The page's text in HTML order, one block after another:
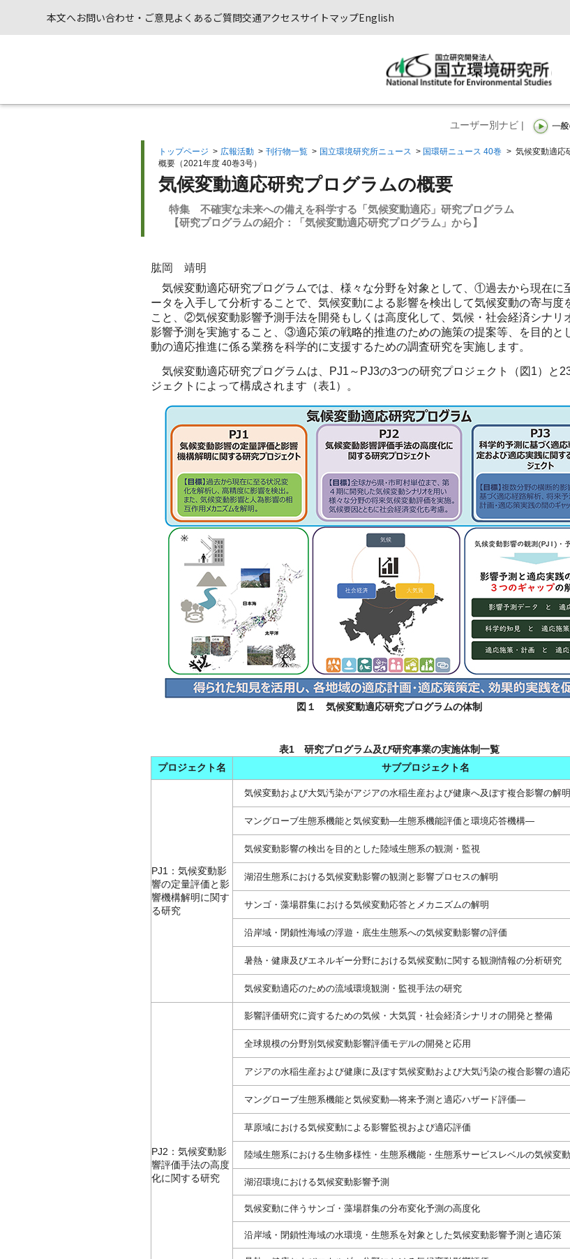
本文へお問い合わせ・ご意見よくあるご質問交通アクセスサイトマップEnglish
ユーザー別ナビ |
トップページ > 広報活動 > 刊行物一覧 > 国立環境研究所ニュース > 国環研ニュース 40巻 > 気候変動適応
概要（2021年度 40巻3号）
気候変動適応研究プログラムの概要
特集 不確実な未来への備えを科学する「気候変動適応」研究プログラム
【研究プログラムの紹介：「気候変動適応研究プログラム」から】
肱岡 靖明
気候変動適応研究プログラムでは、様々な分野を対象として、①過去から現在に
ータを入手して分析することで、気候変動による影響を検出して気候変動の寄与度
こと、②気候変動影響予測手法を開発もしくは高度化して、気候・社会経済シナリ
影響予測を実施すること、③適応策の戦略的推進のための施策の提案等、を目的と
動の適応推進に係る業務を科学的に支援するための調査研究を実施します。
気候変動適応研究プログラムは、PJ1～PJ3の3つの研究プロジェクト（図1）と
ジェクトによって構成されます（表1）。
図１ 気候変動適応研究プログラムの体制
表1 研究プログラム及び研究事業の実施体制一覧
プロジェクト名
サブプロジェクト名
PJ1：気候変動影
響の定量評価と影
響機構解明に関す
る研究
気候変動および大気汚染がアジアの水稲生産および健康へ及ぼす複合影響の解明
マングローブ生態系機能と気候変動—生態系機能評価と環境応答機構—
気候変動影響の検出を目的とした陸域生態系の観測・監視
湖沼生態系における気候変動影響の観測と影響プロセスの解明
サンゴ・藻場群集における気候変動応答とメカニズムの解明
沿岸域・閉鎖性海域の浮遊・底生生態系への気候変動影響の評価
暑熱・健康及びエネルギー分野における気候変動に関する観測情報の分析研究
気候変動適応のための流域環境観測・監視手法の研究
PJ2：気候変動影
響評価手法の高度
化に関する研究
影響評価研究に資するための気候・大気質・社会経済シナリオの開発と整備
全球規模の分野別気候変動影響評価モデルの開発と応用
アジアの水稲生産および健康に及ぼす気候変動および大気汚染の複合影響の適
マングローブ生態系機能と気候変動—将来予測と適応ハザード評価—
草原域における気候変動による影響監視および適応評価
陸域生態系における生物多様性・生態系機能・生態系サービスレベルの気候変
湖沼環境における気候変動影響予測
気候変動に伴うサンゴ・藻場群集の分布変化予測の高度化
沿岸域・閉鎖性海域の水環境・生態系を対象とした気候変動影響予測と適応策